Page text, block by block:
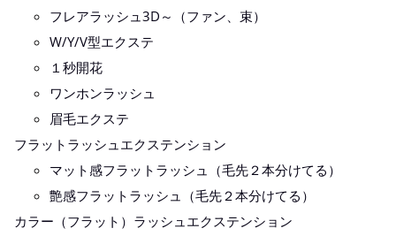
フレアラッシュ3D～（ファン、束）
W/Y/V型エクステ
１秒開花
ワンホンラッシュ
眉毛エクステ
フラットラッシュエクステンション
マット感フラットラッシュ（毛先２本分けてる）
艶感フラットラッシュ（毛先２本分けてる）
カラー（フラット）ラッシュエクステンション